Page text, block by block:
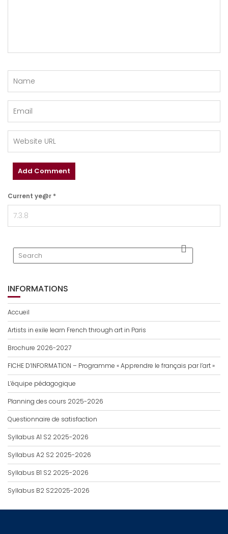
Current ye@r *
INFORMATIONS
Accueil
Artists in exile learn French through art in Paris
Brochure 2026-2027
FICHE D’INFORMATION – Programme « Apprendre le français par l’art »
L’équipe pédagogique
Planning des cours 2025-2026
Questionnaire de satisfaction
Syllabus A1 S2 2025-2026
Syllabus A2 S2 2025-2026
Syllabus B1 S2 2025-2026
Syllabus B2 S22025-2026